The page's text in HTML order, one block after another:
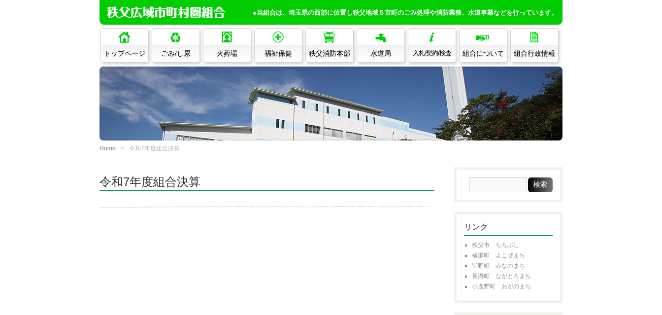
●当組合は、埼玉県の西部に位置し秩父地域５市町のごみ処理や消防業務、水道事業などを行っています。
トップページ ごみ/し尿 火葬場 福祉保健 秩父消防本部 水道局 入札/契約/検査 組合について 組合行政情報
Home 令和7年度組合決算
令和7年度組合決算
リンク
秩父市 ちちぶし
横瀬町 よこぜまち
皆野町 みなのまち
長瀞町 ながとろまち
小鹿野町 おがのまち